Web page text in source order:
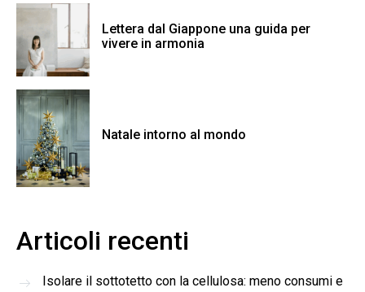
Lettera dal Giappone una guida per
vivere in armonia
Natale intorno al mondo
Articoli recenti
Isolare il sottotetto con la cellulosa: meno consumi e